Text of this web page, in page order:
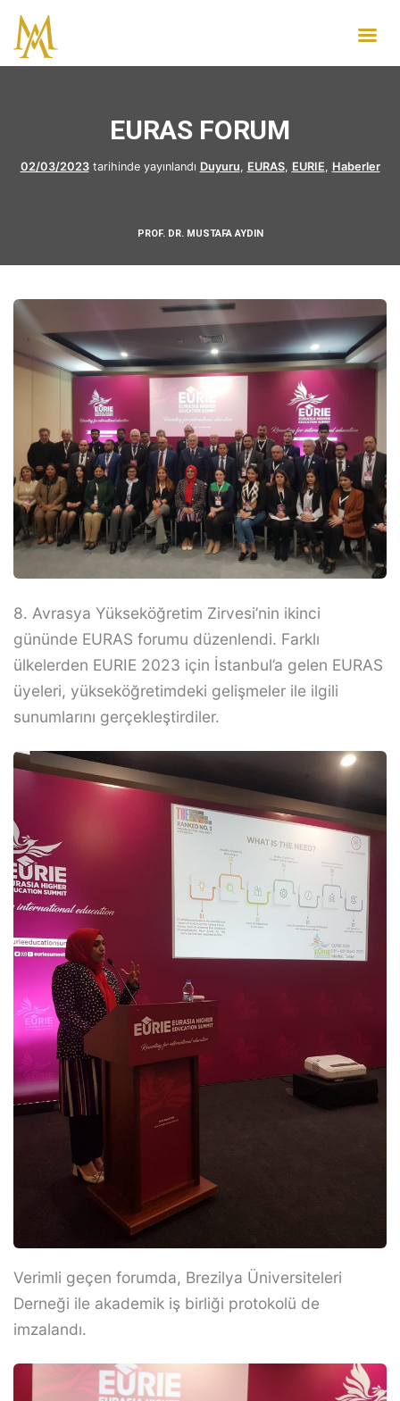
EURAS FORUM
02/03/2023tarihinde yayınlandı Duyuru, EURAS, EURIE, Haberler
PROF. DR. MUSTAFA AYDIN
8. Avrasya Yükseköğretim Zirvesi’nin ikinci
gününde EURAS forumu düzenlendi. Farklı
ülkelerden EURIE 2023 için İstanbul’a gelen EURAS
üyeleri, yükseköğretimdeki gelişmeler ile ilgili
sunumlarını gerçekleştirdiler.
Verimli geçen forumda, Brezilya Üniversiteleri
Derneği ile akademik iş birliği protokolü de
imzalandı.